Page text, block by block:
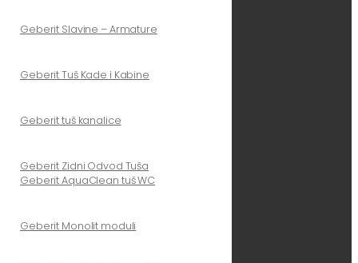
Geberit Slavine – Armature
Geberit Tuš Kade i Kabine
Geberit tuš kanalice
Geberit Zidni Odvod Tuša
Geberit AquaClean tuš WC
Geberit Monolit moduli